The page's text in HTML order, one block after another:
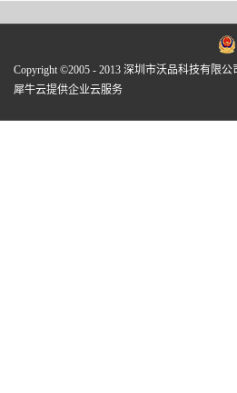
Copyright ©2005 - 2013 深圳市沃品科技有限公
犀牛云提供企业云服务